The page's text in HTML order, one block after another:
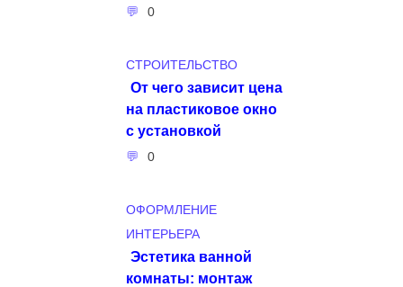
0
СТРОИТЕЛЬСТВО
От чего зависит цена
на пластиковое окно
с установкой
0
ОФОРМЛЕНИЕ
ИНТЕРЬЕРА
Эстетика ванной
комнаты: монтаж